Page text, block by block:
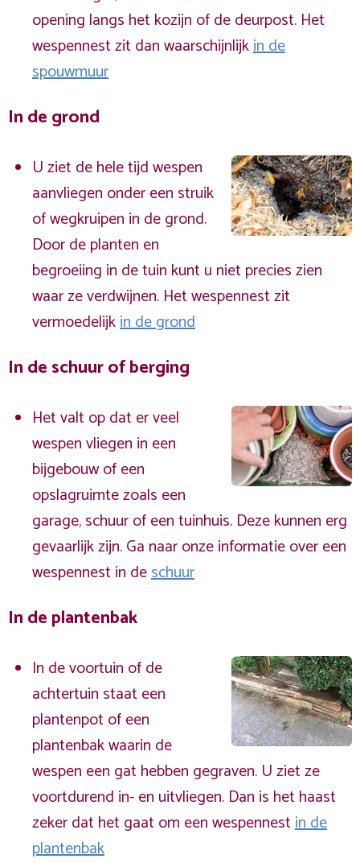
opening langs het kozijn of de deurpost. Het
wespennest zit dan waarschijnlijkin de
spouwmuur
In de grond
U ziet de hele tijd wespen
aanvliegen onder een struik
of wegkruipen in de grond.
Door de planten en
begroeiing in de tuin kunt u niet precies zien
waar ze verdwijnen. Het wespennest zit
vermoedelijkin de grond
In de schuur of berging
Het valt op dat er veel
wespen vliegen in een
bijgebouw of een
opslagruimte zoals een
garage, schuur of een tuinhuis. Deze kunnen erg
gevaarlijk zijn. Ga naar onze informatie over een
wespennest in deschuur
In de plantenbak
In de voortuin of de
achtertuin staat een
plantenpot of een
plantenbak waarin de
wespen een gat hebben gegraven. U ziet ze
voortdurend in- en uitvliegen. Dan is het haast
zeker dat het gaat om een wespennestin de
plantenbak